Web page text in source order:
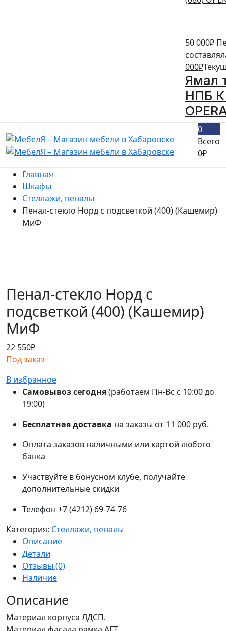
50 000₽
000₽
Ямал
НПБ К
0
Всего
0₽
Главная
Шкафы
Стеллажи, пеналы
Пенал-стекло Норд с подсветкой (400) (Кашемир)
МиФ
Пенал-стекло Норд с
подсветкой (400) (Кашемир)
МиФ
22 550₽
Под заказ
В избранное
Самовывоз сегодня(работаем Пн-Вс с 10:00 до
19:00)
Бесплатная доставка на заказы от 11 000 руб.
Оплата заказов наличными или картой любого
банка
Участвуйте в бонусном клубе, получайте
дополнительные скидки
Телефон +7 (4212) 69-74-76
Категория: Стеллажи, пеналы
Описание
Детали
Отзывы (0)
Наличие
Описание
Материал корпуса ЛДСП.